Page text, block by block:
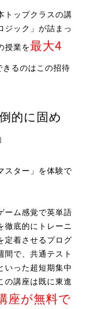
トップクラスの講
ジック」が詰まっ
授業を最大4
きるのはこの招待
的に固め
スター」を体験で
ーム感覚で英単語
徹底的にトレーニ
定着させるプログ
間で、共通テスト
いった超短期集中
の講座は既に東進
座が無料で